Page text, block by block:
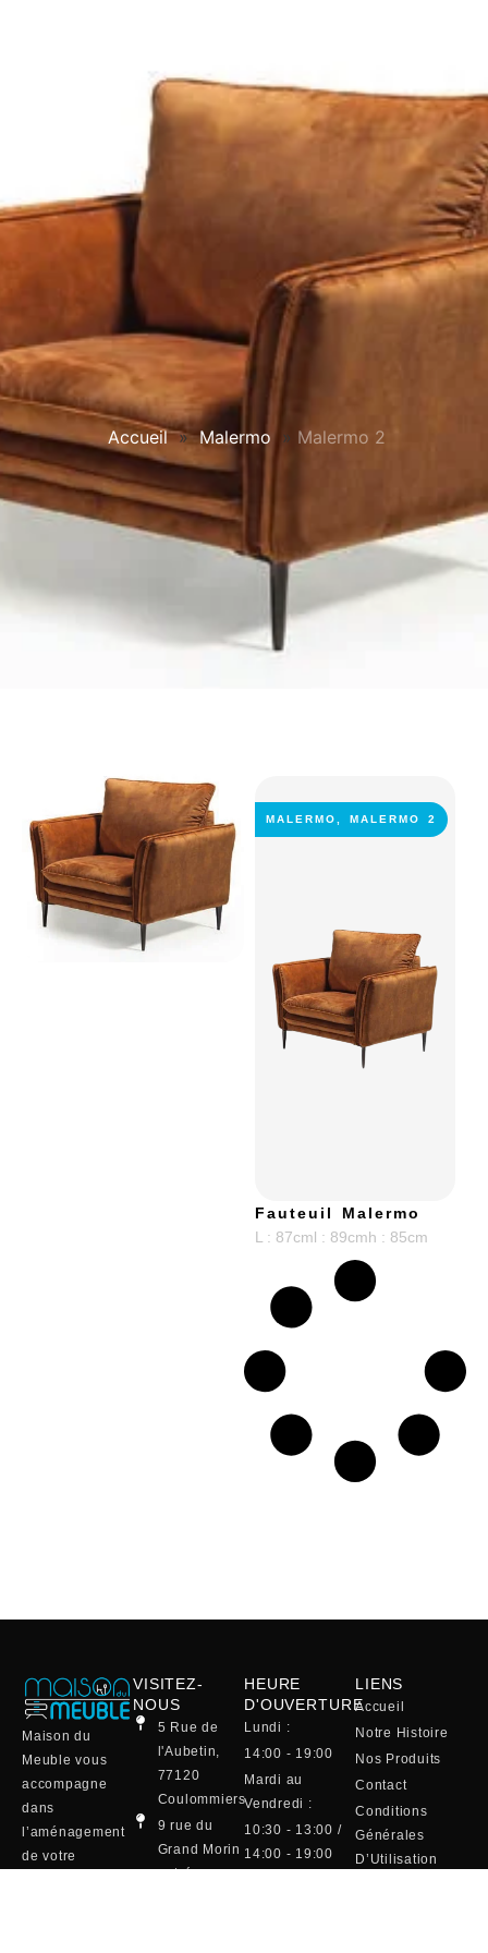
Accueil » Malermo » Malermo 2
MALERMO MALERMO 2
Fauteuil Malermo
L : 87cml : 89cmh : 85cm
Maison du
Meuble vous
accompagne
dans
l’aménagement
de votre
VISITEZ-
NOUS
5 Rue de
l'Aubetin,
77120
Coulommiers
9 rue du
Grand Morin
entrée
HEURE
D'OUVERTURE
Lundi :
14:00 - 19:00
Mardi au
Vendredi :
10:30 - 13:00 /
14:00 - 19:00
LIENS
Accueil
Notre Histoire
Nos Produits
Contact
Conditions
Générales
D’Utilisation